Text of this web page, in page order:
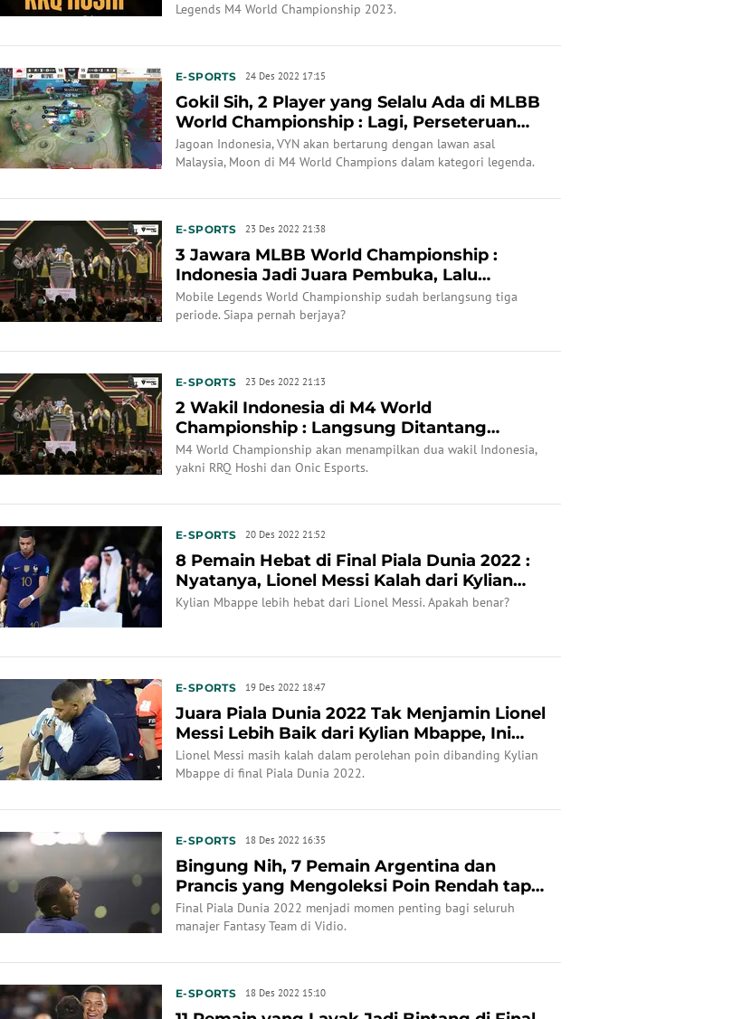
Legends M4 World Championship 2023.
E-SPORTS 24 Des 2022 17:15
Gokil Sih, 2 Player yang Selalu Ada di MLBB
World Championship : Lagi, Perseteruan
Indones...
Jagoan Indonesia, VYN akan bertarung dengan lawan asal
Malaysia, Moon di M4 World Champions dalam kategori legenda.
E-SPORTS 23 Des 2022 21:38
3 Jawara MLBB World Championship :
Indonesia Jadi Juara Pembuka, Lalu
Melempem, Sekarang B...
Mobile Legends World Championship sudah berlangsung tiga
periode. Siapa pernah berjaya?
E-SPORTS 23 Des 2022 21:13
2 Wakil Indonesia di M4 World
Championship : Langsung Ditantang
Jagoan Malaysia
M4 World Championship akan menampilkan dua wakil Indonesia,
yakni RRQ Hoshi dan Onic Esports.
E-SPORTS 20 Des 2022 21:52
8 Pemain Hebat di Final Piala Dunia 2022 :
Nyatanya, Lionel Messi Kalah dari Kylian
Mbappe
Kylian Mbappe lebih hebat dari Lionel Messi. Apakah benar?
E-SPORTS 19 Des 2022 18:47
Juara Piala Dunia 2022 Tak Menjamin Lionel
Messi Lebih Baik dari Kylian Mbappe, Ini
Buktin...
Lionel Messi masih kalah dalam perolehan poin dibanding Kylian
Mbappe di final Piala Dunia 2022.
E-SPORTS 18 Des 2022 16:35
Bingung Nih, 7 Pemain Argentina dan
Prancis yang Mengoleksi Poin Rendah tapi
Bisa Menentuk...
Final Piala Dunia 2022 menjadi momen penting bagi seluruh
manajer Fantasy Team di Vidio.
E-SPORTS 18 Des 2022 15:10